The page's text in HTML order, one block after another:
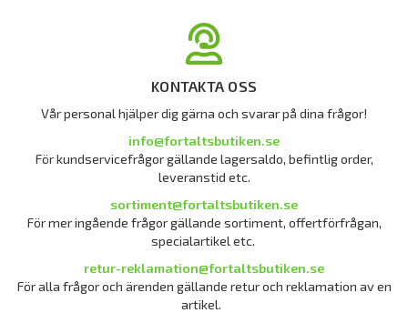
KONTAKTA OSS
Vår personal hjälper dig gärna och svarar på dina frågor!
info@fortaltsbutiken.se
För kundservicefrågor gällande lagersaldo, befintlig order,
leveranstid etc.
sortiment@fortaltsbutiken.se
För mer ingående frågor gällande sortiment, offertförfrågan,
specialartikel etc.
retur-reklamation@fortaltsbutiken.se
För alla frågor och ärenden gällande retur och reklamation av en
artikel.